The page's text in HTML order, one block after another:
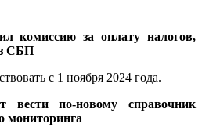
комиссию за оплату налогов,
СБП
с 1 ноября 2024 года.
по-новому справочник
мониторинга